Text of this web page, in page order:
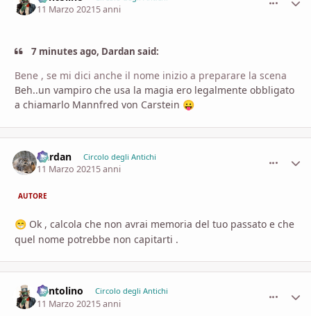
11 Marzo 20215 anni
7 minutes ago, Dardan said:
Bene , se mi dici anche il nome inizio a preparare la scena
Beh..un vampiro che usa la magia ero legalmente obbligato
a chiamarlo Mannfred von Carstein 😛
Dardan Circolo degli Antichi
11 Marzo 20215 anni
AUTORE
😁 Ok , calcola che non avrai memoria del tuo passato e che
quel nome potrebbe non capitarti .
Pentolino Circolo degli Antichi
11 Marzo 20215 anni